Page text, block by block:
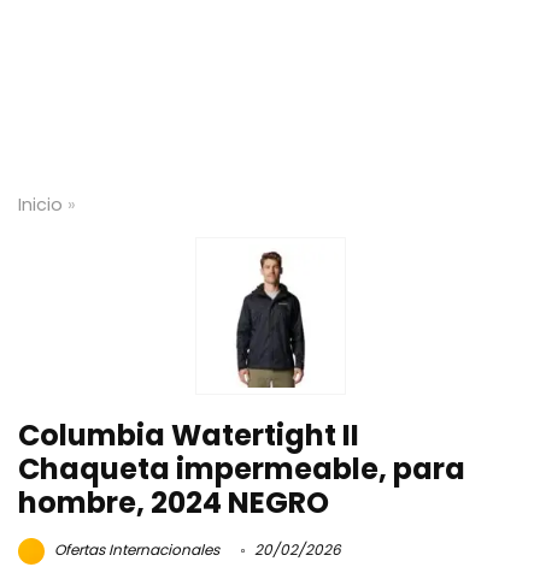
Inicio »
Columbia Watertight II
Chaqueta impermeable, para
hombre, 2024 NEGRO
Ofertas Internacionales 20/02/2026